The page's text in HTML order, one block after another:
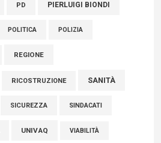
PD PIERLUIGI BIONDI
POLITICA POLIZIA
REGIONE
RICOSTRUZIONE SANITÀ
SICUREZZA SINDACATI
UNIVAQ VIABILITÀ